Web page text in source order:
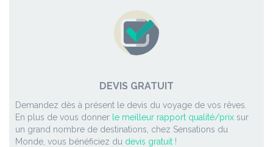
DEVIS GRATUIT
Demandez dès à présent le devis du voyage de vos rêves.
En plus de vous donner le meilleur rapport qualité/prix sur
un grand nombre de destinations, chez Sensations du
Monde, vous bénéficiez du devis gratuit !